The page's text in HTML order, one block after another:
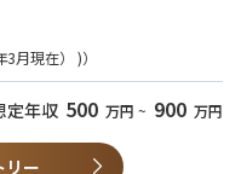
携・支援します。
のニーズをとりまとめ、技術
スト低減や利用者の利便性向上
担う役割を期待しています。
面の作成経験がある方、設計条
や工事監理の経験がある方。
ある方
取引士」ほか建築・不動産資格
月現在） )）
定年収 500 万円 ~ 900 万円
リー